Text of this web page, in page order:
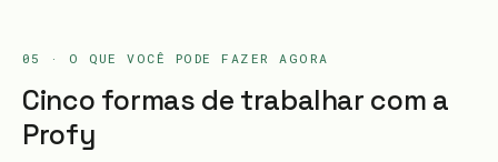
05 · O QUE VOCÊ PODE FAZER AGORA
Cinco formas de trabalhar com a
Profy